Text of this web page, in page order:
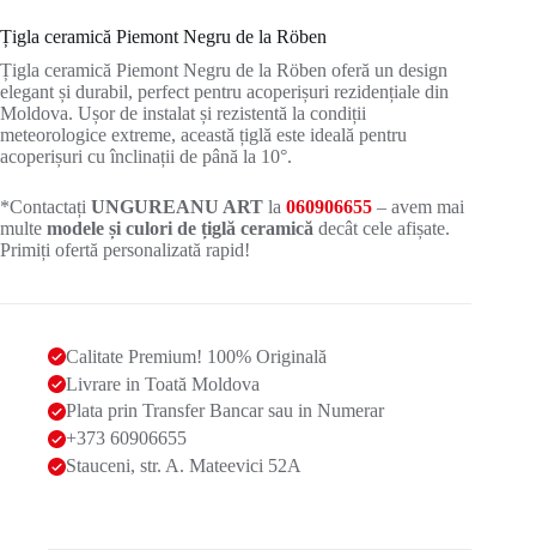
Țigla ceramică Piemont Negru de la Röben
Țigla ceramică Piemont Negru de la Röben oferă un design
elegant și durabil, perfect pentru acoperișuri rezidențiale din
Moldova. Ușor de instalat și rezistentă la condiții
meteorologice extreme, această țiglă este ideală pentru
acoperișuri cu înclinații de până la 10°.
*Contactați UNGUREANU ART la 060906655 – avem mai
multe modele și culori de țiglă ceramică decât cele afișate.
Primiți ofertă personalizată rapid!
Calitate Premium! 100% Originală
Livrare in Toată Moldova
Plata prin Transfer Bancar sau in Numerar
+373 60906655
Stauceni, str. A. Mateevici 52A